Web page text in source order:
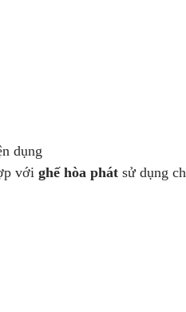
dụng
với ghế hòa phát sử dụng